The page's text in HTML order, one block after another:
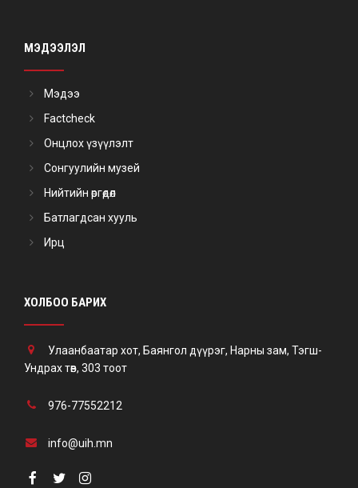
МЭДЭЭЛЭЛ
Мэдээ
Factcheck
Онцлох үзүүлэлт
Сонгуулийн музей
Нийтийн өргөдөл
Батлагдсан хууль
Ирц
ХОЛБОО БАРИХ
Улаанбаатар хот, Баянгол дүүрэг, Нарны зам, Тэгш-
Ундрах төв, 303 тоот
976-77552212
info@uih.mn